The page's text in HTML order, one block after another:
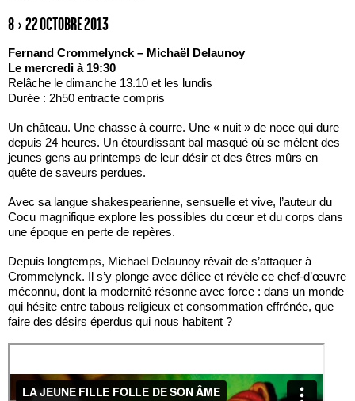
8 › 22 OCTOBRE 2013
Fernand Crommelynck – Michaël Delaunoy
Le mercredi à 19:30
Relâche le dimanche 13.10 et les lundis
Durée : 2h50 entracte compris
Un château. Une chasse à courre. Une « nuit » de noce qui dure
depuis 24 heures. Un étourdissant bal masqué où se mêlent des
jeunes gens au printemps de leur désir et des êtres mûrs en
quête de saveurs perdues.
Avec sa langue shakespearienne, sensuelle et vive, l’auteur du
Cocu magnifique explore les possibles du cœur et du corps dans
une époque en perte de repères.
Depuis longtemps, Michael Delaunoy rêvait de s’attaquer à
Crommelynck. Il s’y plonge avec délice et révèle ce chef-d’œuvre
méconnu, dont la modernité résonne avec force : dans un monde
qui hésite entre tabous religieux et consommation effrénée, que
faire des désirs éperdus qui nous habitent ?